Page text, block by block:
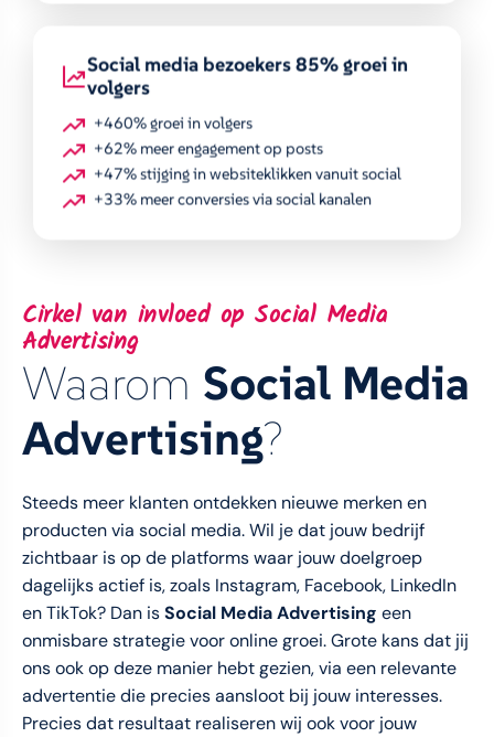
Social media bezoekers 85% groei in
volgers
+460% groei in volgers
+62% meer engagement op posts
+47% stijging in websiteklikken vanuit social
+33% meer conversies via social kanalen
Cirkel van invloed op Social Media
Advertising
Waarom Social Media
Advertising?
Steeds meer klanten ontdekken nieuwe merken en
producten via social media. Wil je dat jouw bedrijf
zichtbaar is op de platforms waar jouw doelgroep
dagelijks actief is, zoals Instagram, Facebook, LinkedIn
en TikTok? Dan isSocial Media Advertising een
onmisbare strategie voor online groei. Grote kans dat jij
ons ook op deze manier hebt gezien, via een relevante
advertentie die precies aansloot bij jouw interesses.
Precies dat resultaat realiseren wij ook voor jouw